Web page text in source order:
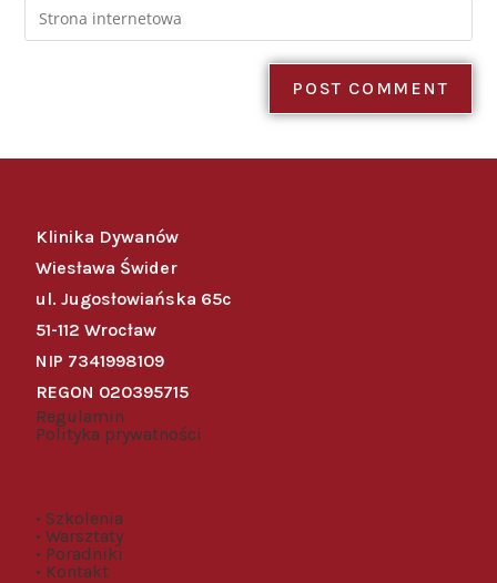
Klinika Dywanów
Wiesława Świder
ul. Jugosłowiańska 65c
51-112 Wrocław
NIP 7341998109
REGON 020395715
Regulamin
Polityka prywatności
• Szkolenia
• Warsztaty
• Poradniki
• Kontakt